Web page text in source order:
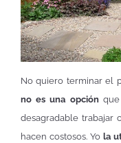
No quiero terminar el
no es una opción
desagradable trabajar
hacen costosos. Yola